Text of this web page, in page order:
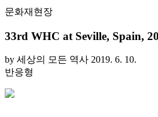
문화재현장
33rd WHC at Seville, Spain,
by 세상의 모든 역사 2019. 6. 10.
반응형